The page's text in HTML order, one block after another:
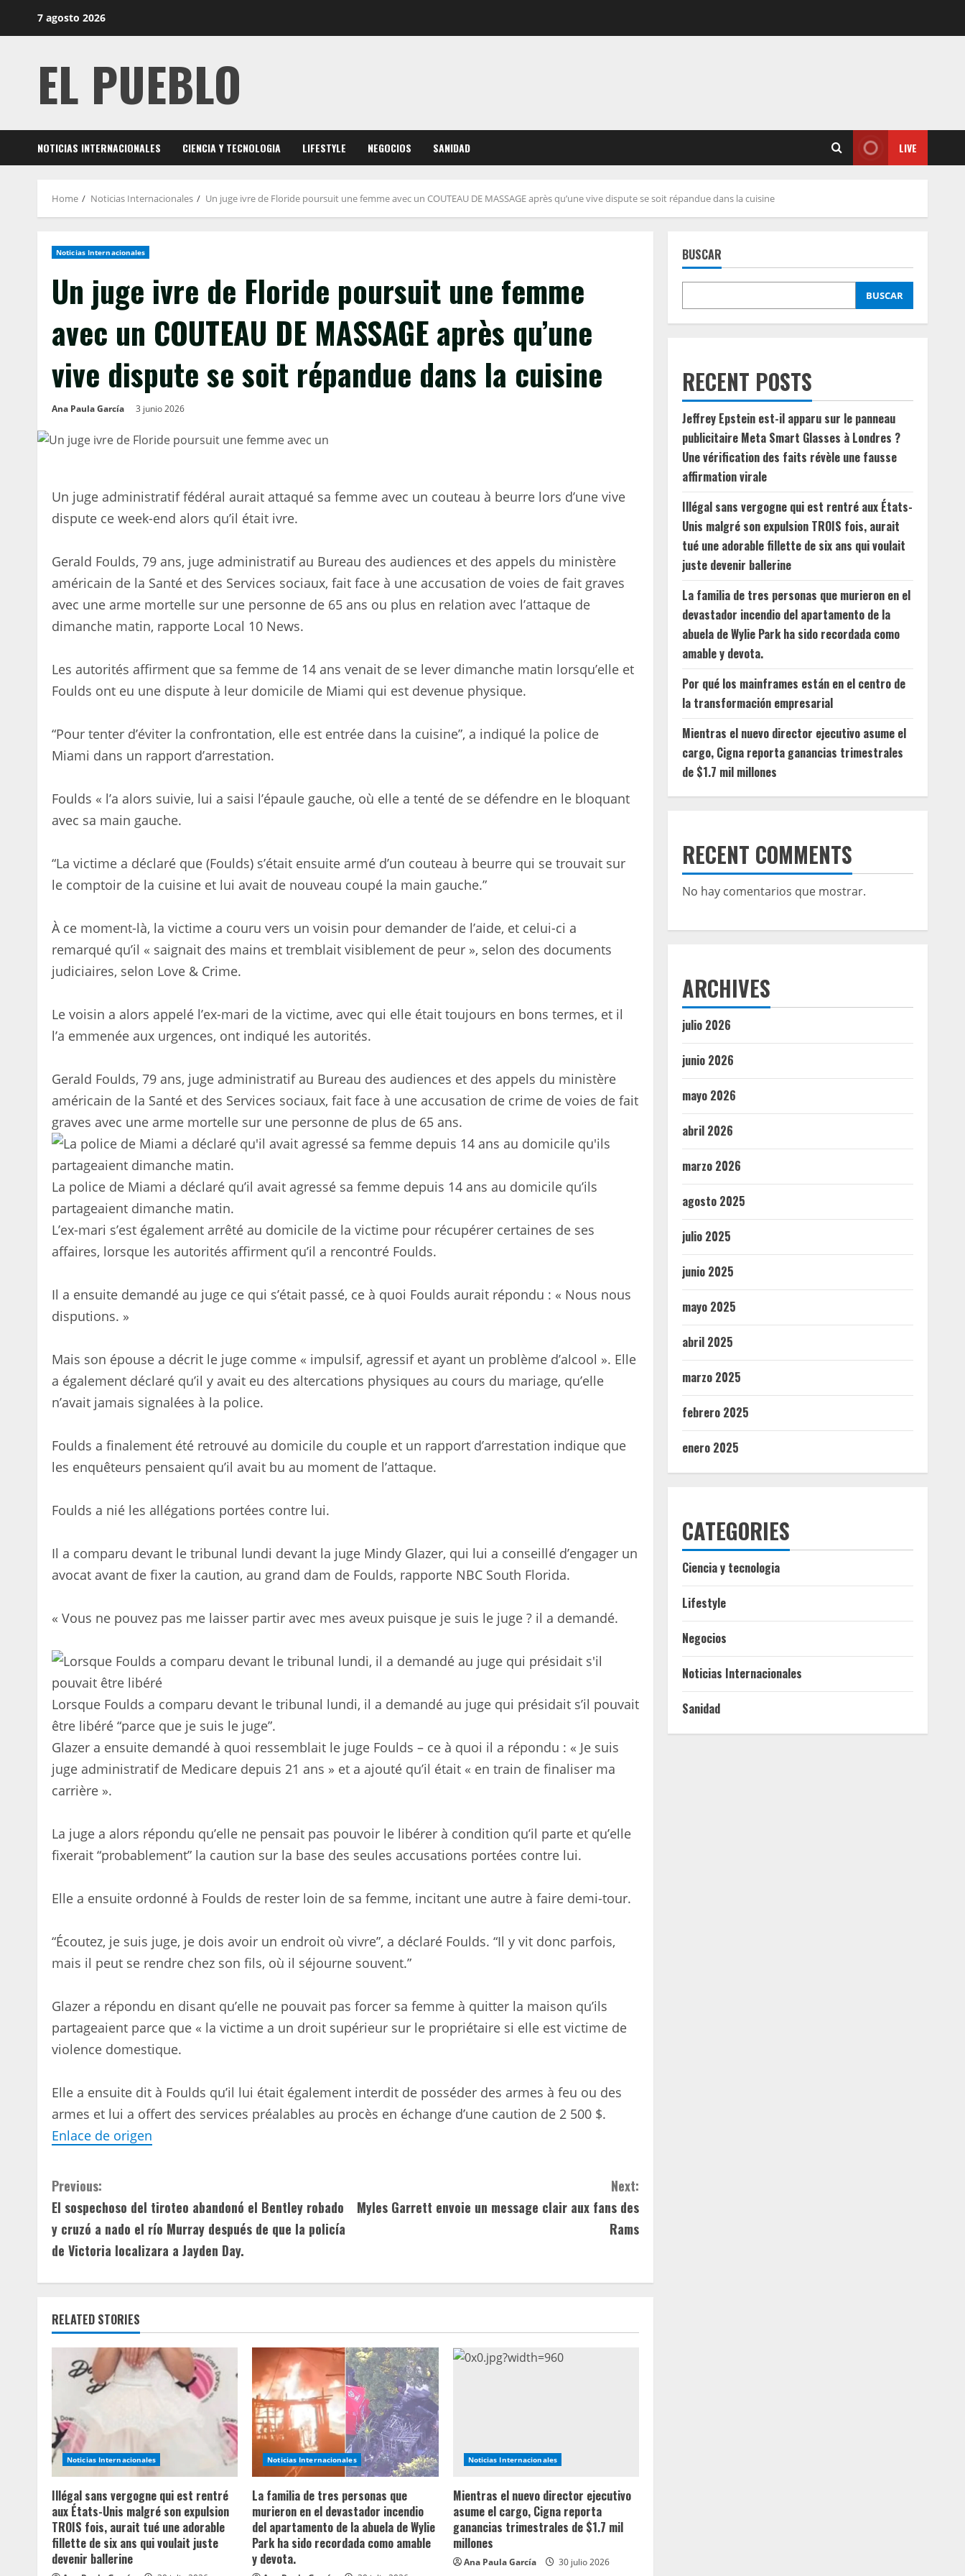
7 agosto 2026
EL PUEBLO
NOTICIAS INTERNACIONALES CIENCIA Y TECNOLOGIA LIFESTYLE NEGOCIOS SANIDAD LIVE
Home Noticias Internacionales Un juge ivre de Floride poursuit une femme avec un COUTEAU DE MASSAGE après qu’une vive dispute se soit répandue dans la cuisine
Noticias Internacionales
Un juge ivre de Floride poursuit une femme
avec un COUTEAU DE MASSAGE après qu’une
vive dispute se soit répandue dans la cuisine
Ana Paula García 3 junio 2026
Un juge administratif fédéral aurait attaqué sa femme avec un couteau à beurre lors d’une vive
dispute ce week-end alors qu’il était ivre.
Gerald Foulds, 79 ans, juge administratif au Bureau des audiences et des appels du ministère
américain de la Santé et des Services sociaux, fait face à une accusation de voies de fait graves
avec une arme mortelle sur une personne de 65 ans ou plus en relation avec l’attaque de
dimanche matin, rapporte Local 10 News.
Les autorités affirment que sa femme de 14 ans venait de se lever dimanche matin lorsqu’elle et
Foulds ont eu une dispute à leur domicile de Miami qui est devenue physique.
“Pour tenter d’éviter la confrontation, elle est entrée dans la cuisine”, a indiqué la police de
Miami dans un rapport d’arrestation.
Foulds « l’a alors suivie, lui a saisi l’épaule gauche, où elle a tenté de se défendre en le bloquant
avec sa main gauche.
“La victime a déclaré que (Foulds) s’était ensuite armé d’un couteau à beurre qui se trouvait sur
le comptoir de la cuisine et lui avait de nouveau coupé la main gauche.”
À ce moment-là, la victime a couru vers un voisin pour demander de l’aide, et celui-ci a
remarqué qu’il « saignait des mains et tremblait visiblement de peur », selon des documents
judiciaires, selon Love & Crime.
Le voisin a alors appelé l’ex-mari de la victime, avec qui elle était toujours en bons termes, et il
l’a emmenée aux urgences, ont indiqué les autorités.
Gerald Foulds, 79 ans, juge administratif au Bureau des audiences et des appels du ministère
américain de la Santé et des Services sociaux, fait face à une accusation de crime de voies de fait
graves avec une arme mortelle sur une personne de plus de 65 ans.
La police de Miami a déclaré qu’il avait agressé sa femme depuis 14 ans au domicile qu’ils
partageaient dimanche matin.
L’ex-mari s’est également arrêté au domicile de la victime pour récupérer certaines de ses
affaires, lorsque les autorités affirment qu’il a rencontré Foulds.
Il a ensuite demandé au juge ce qui s’était passé, ce à quoi Foulds aurait répondu : « Nous nous
disputions. »
Mais son épouse a décrit le juge comme « impulsif, agressif et ayant un problème d’alcool ». Elle
a également déclaré qu’il y avait eu des altercations physiques au cours du mariage, qu’elle
n’avait jamais signalées à la police.
Foulds a finalement été retrouvé au domicile du couple et un rapport d’arrestation indique que
les enquêteurs pensaient qu’il avait bu au moment de l’attaque.
Foulds a nié les allégations portées contre lui.
Il a comparu devant le tribunal lundi devant la juge Mindy Glazer, qui lui a conseillé d’engager un
avocat avant de fixer la caution, au grand dam de Foulds, rapporte NBC South Florida.
« Vous ne pouvez pas me laisser partir avec mes aveux puisque je suis le juge ? il a demandé.
Lorsque Foulds a comparu devant le tribunal lundi, il a demandé au juge qui présidait s’il pouvait
être libéré “parce que je suis le juge”.
Glazer a ensuite demandé à quoi ressemblait le juge Foulds – ce à quoi il a répondu : « Je suis
juge administratif de Medicare depuis 21 ans » et a ajouté qu’il était « en train de finaliser ma
carrière ».
La juge a alors répondu qu’elle ne pensait pas pouvoir le libérer à condition qu’il parte et qu’elle
fixerait “probablement” la caution sur la base des seules accusations portées contre lui.
Elle a ensuite ordonné à Foulds de rester loin de sa femme, incitant une autre à faire demi-tour.
“Écoutez, je suis juge, je dois avoir un endroit où vivre”, a déclaré Foulds. “Il y vit donc parfois,
mais il peut se rendre chez son fils, où il séjourne souvent.”
Glazer a répondu en disant qu’elle ne pouvait pas forcer sa femme à quitter la maison qu’ils
partageaient parce que « la victime a un droit supérieur sur le propriétaire si elle est victime de
violence domestique.
Elle a ensuite dit à Foulds qu’il lui était également interdit de posséder des armes à feu ou des
armes et lui a offert des services préalables au procès en échange d’une caution de 2 500 $.
Enlace de origen
C
o
n
t
i
n
u
R
e
a
d
i
Previous:
El sospechoso del tiroteo abandonó el Bentley robado
y cruzó a nado el río Murray después de que la policía
de Victoria localizara a Jayden Day.
Next:
Myles Garrett envoie un message clair aux fans des
Rams
RELATED STORIES
Noticias Internacionales
Illégal sans vergogne qui est rentré
aux États-Unis malgré son expulsion
TROIS fois, aurait tué une adorable
fillette de six ans qui voulait juste
devenir ballerine
Noticias Internacionales
La familia de tres personas que
murieron en el devastador incendio
del apartamento de la abuela de Wylie
Park ha sido recordada como amable
y devota.
Noticias Internacionales
Mientras el nuevo director ejecutivo
asume el cargo, Cigna reporta
ganancias trimestrales de $1.7 mil
millones
Ana Paula García 30 julio 2026
BUSCAR
BUSCAR
RECENT POSTS
Jeffrey Epstein est-il apparu sur le panneau
publicitaire Meta Smart Glasses à Londres ?
Une vérification des faits révèle une fausse
affirmation virale
Illégal sans vergogne qui est rentré aux États-
Unis malgré son expulsion TROIS fois, aurait
tué une adorable fillette de six ans qui voulait
juste devenir ballerine
La familia de tres personas que murieron en el
devastador incendio del apartamento de la
abuela de Wylie Park ha sido recordada como
amable y devota.
Por qué los mainframes están en el centro de
la transformación empresarial
Mientras el nuevo director ejecutivo asume el
cargo, Cigna reporta ganancias trimestrales
de $1.7 mil millones
RECENT COMMENTS
No hay comentarios que mostrar.
ARCHIVES
julio 2026
junio 2026
mayo 2026
abril 2026
marzo 2026
agosto 2025
julio 2025
junio 2025
mayo 2025
abril 2025
marzo 2025
febrero 2025
enero 2025
CATEGORIES
Ciencia y tecnologia
Lifestyle
Negocios
Noticias Internacionales
Sanidad